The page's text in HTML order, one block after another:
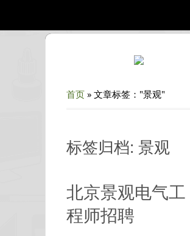
首页 » 文章标签："景观"
标签归档: 景观
北京景观电气工
程师招聘